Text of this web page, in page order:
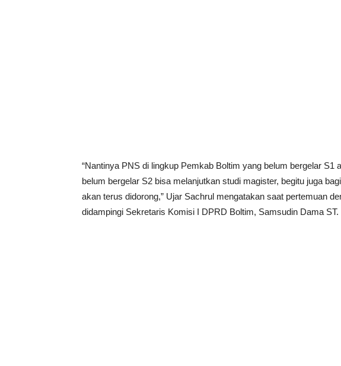
“Nantinya PNS di lingkup Pemkab Boltim yang belum bergelar S1
belum bergelar S2 bisa melanjutkan studi magister, begitu juga
akan terus didorong,” Ujar Sachrul mengatakan saat pertemuan
didampingi Sekretaris Komisi I DPRD Boltim, Samsudin Dama ST.